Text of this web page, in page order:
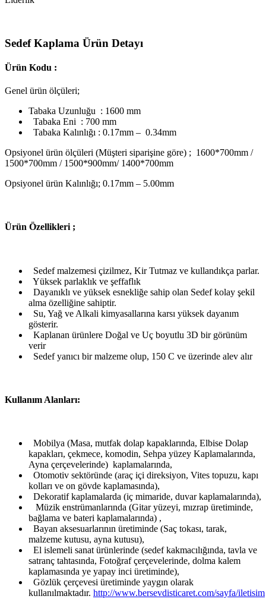
Sedef Kaplama Ürün Detayı
Ürün Kodu :
Genel ürün ölçüleri;
Tabaka Uzunluğu : 1600 mm
Tabaka Eni : 700 mm
Tabaka Kalınlığı : 0.17mm – 0.34mm
Opsiyonel ürün ölçüleri (Müşteri siparişine göre) ; 1600*700mm /
1500*700mm / 1500*900mm/ 1400*700mm
Opsiyonel ürün Kalınlığı; 0.17mm – 5.00mm
Ürün Özellikleri ;
Sedef malzemesi çizilmez, Kir Tutmaz ve kullandıkça parlar.
Yüksek parlaklık ve şeffaflık
Dayanıklı ve yüksek esnekliğe sahip olan Sedef kolay şekil
alma özelliğine sahiptir.
Su, Yağ ve Alkali kimyasallarına karsı yüksek dayanım
gösterir.
Kaplanan ürünlere Doğal ve Uç boyutlu 3D bir görünüm
verir
Sedef yanıcı bir malzeme olup, 150 C ve üzerinde alev alır
Kullanım Alanları:
Mobilya (Masa, mutfak dolap kapaklarında, Elbise Dolap
kapakları, çekmece, komodin, Sehpa yüzey Kaplamalarında,
Ayna çerçevelerinde) kaplamalarında,
Otomotiv sektöründe (araç içi direksiyon, Vites topuzu, kapı
kolları ve on gövde kaplamasında),
Dekoratif kaplamalarda (iç mimaride, duvar kaplamalarında),
Müzik enstrümanlarında (Gitar yüzeyi, mızrap üretiminde,
bağlama ve bateri kaplamalarında) ,
Bayan aksesuarlarının üretiminde (Saç tokası, tarak,
malzeme kutusu, ayna kutusu),
El islemeli sanat ürünlerinde (sedef kakmacılığında, tavla ve
satranç tahtasında, Fotoğraf çerçevelerinde, dolma kalem
kaplamasında ye yapay inci üretiminde),
Gözlük çerçevesi üretiminde yaygın olarak
kullanılmaktadır. http://www.bersevdisticaret.com/sayfa/iletisim